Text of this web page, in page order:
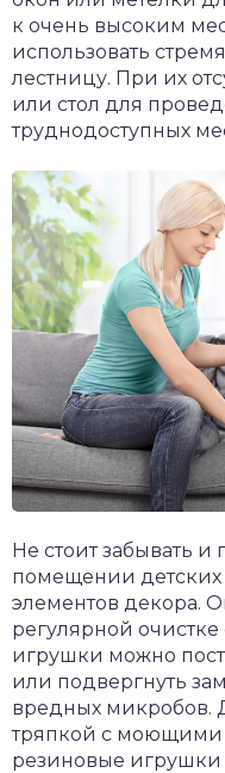
к очень высоким
использовать
лестницу. При их
или стол для
труднодоступных
Не стоит забывать
помещении
элементов декора.
регулярной
игрушки можно
или подвергнуть
вредных микробов.
тряпкой с моющими
резиновые